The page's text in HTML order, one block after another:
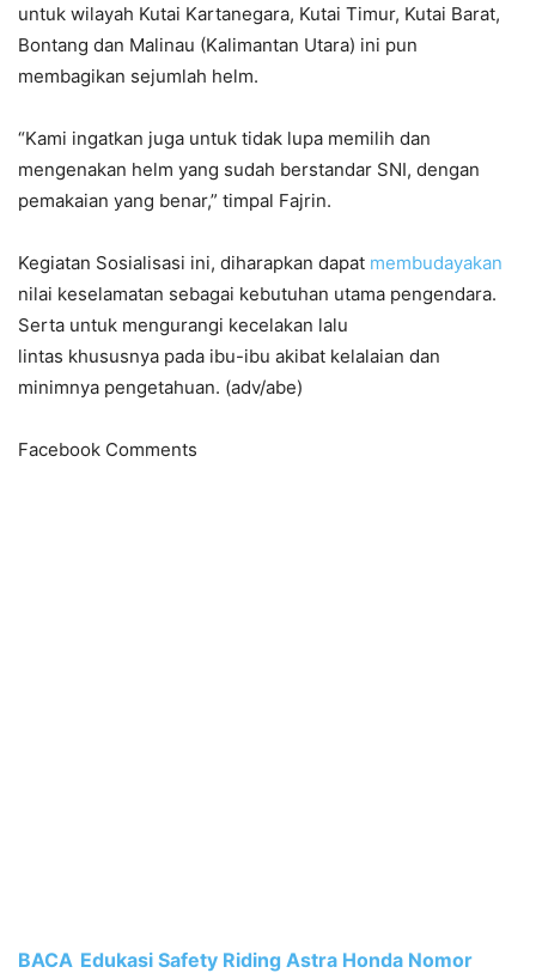
untuk wilayah Kutai Kartanegara, Kutai Timur, Kutai Barat,
Bontang dan Malinau (Kalimantan Utara) ini pun
membagikan sejumlah helm.
“Kami ingatkan juga untuk tidak lupa memilih dan
mengenakan helm yang sudah berstandar SNI, dengan
pemakaian yang benar,” timpal Fajrin.
Kegiatan Sosialisasi ini, diharapkan dapat membudayakan
nilai keselamatan sebagai kebutuhan utama pengendara.
Serta untuk mengurangi kecelakan lalu
lintas khususnya pada ibu-ibu akibat kelalaian dan
minimnya pengetahuan. (adv/abe)
Facebook Comments
BACA Edukasi Safety Riding Astra Honda Nomor